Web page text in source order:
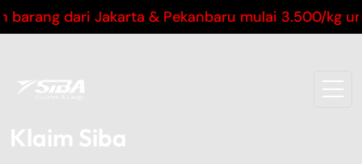
dari Jakarta & Pekanbaru mulai 3.500/kg
Klaim Siba